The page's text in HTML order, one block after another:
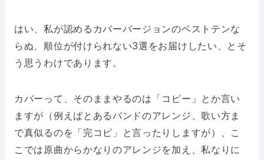
はい、私が認めるカバーバージョンのベストテンな
らぬ、順位が付けられない3選をお届けしたい、とそ
う思うわけであります。
カバーって、そのままやるのは「コピー」とか言い
ますが（例えばとあるバンドのアレンジ、歌い方ま
で真似るのを「完コピ」と言ったりしますが）、こ
こでは原曲からかなりのアレンジを加え、私なりに